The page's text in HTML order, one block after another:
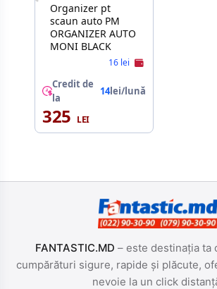
Organizer pt
scaun auto PM
ORGANIZER AUTO
MONI BLACK
16 lei
Credit de
la
14lei/lună
325
FANTASTIC.MD – este destinația ta
cumpărături sigure, rapide și plăcute,
nevoie la un click